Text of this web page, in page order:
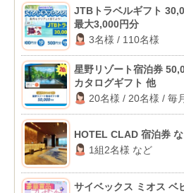
JTBトラベルギフト
最大3,000円分
3名様 / 110名様
星野リゾート宿泊券
カタログギフト 他
20名様 / 20名様 / 毎
HOTEL CLAD 宿泊券
1組2名様 など
サイベックス ミオス ベ